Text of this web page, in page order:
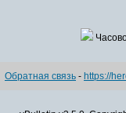
Обратная связь - https://